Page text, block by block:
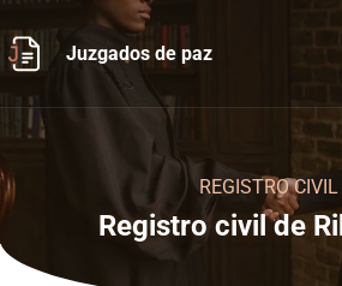
al
contenido
Juzgados de paz
REGISTRO CIVIL
Registro civil de